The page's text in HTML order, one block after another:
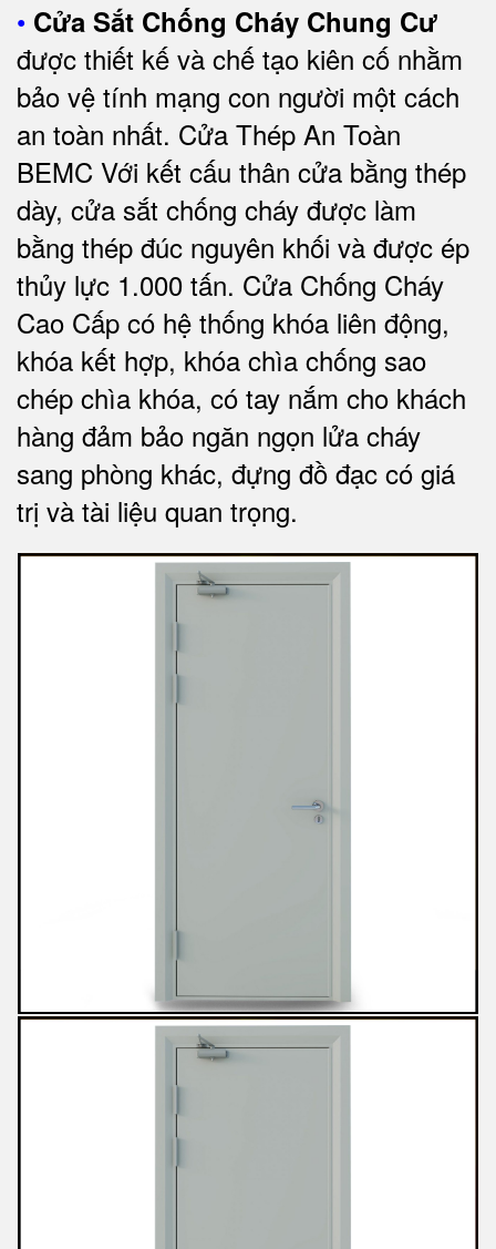
• Cửa Sắt Chống Cháy Chung Cư
được thiết kế và chế tạo kiên cố nhằm
bảo vệ tính mạng con người một cách
an toàn nhất. Cửa Thép An Toàn
BEMC Với kết cấu thân cửa bằng thép
dày, cửa sắt chống cháy được làm
bằng thép đúc nguyên khối và được ép
thủy lực 1.000 tấn. Cửa Chống Cháy
Cao Cấp có hệ thống khóa liên động,
khóa kết hợp, khóa chìa chống sao
chép chìa khóa, có tay nắm cho khách
hàng đảm bảo ngăn ngọn lửa cháy
sang phòng khác, đựng đồ đạc có giá
trị và tài liệu quan trọng.